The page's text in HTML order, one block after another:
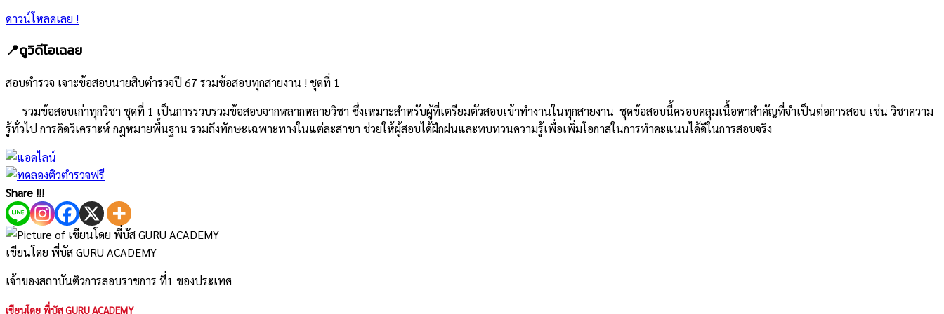
ดาวน์โหลดเลย !
📍ดูวิดีโอเฉลย
สอบตำรวจ เจาะข้อสอบนายสิบตำรวจปี 67 รวมข้อสอบทุกสายงาน ! ชุดที่ 1
รวมข้อสอบเก่าทุกวิชา ชุดที่ 1 เป็นการรวบรวมข้อสอบจากหลากหลายวิชา ซึ่งเหมาะสำหรับผู้ที่เตรียมตัวสอบเข้าทำงานในทุกสายงาน ชุดข้อสอบนี้ครอบคลุมเนื้อหาสำคัญที่จำเป็นต่อการสอบ เช่น วิชาความ
รู้ทั่วไป การคิดวิเคราะห์ กฎหมายพื้นฐาน รวมถึงทักษะเฉพาะทางในแต่ละสาขา ช่วยให้ผู้สอบได้ฝึกฝนและทบทวนความรู้เพื่อเพิ่มโอกาสในการทำคะแนนได้ดีในการสอบจริง
Share !!!
เขียนโดย พี่บัส GURU ACADEMY
เจ้าของสถาบันติวการสอบราชการ ที่1 ของประเทศ
เขียนโดย พี่บัส GURU ACADEMY